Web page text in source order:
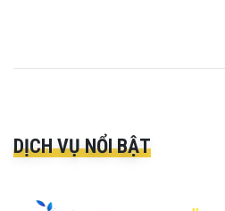
DỊCH VỤ NỔI BẬT